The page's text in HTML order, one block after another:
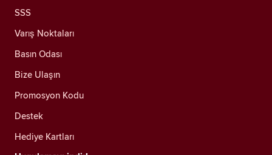
SSS
Varış Noktaları
Basın Odası
Bize Ulaşın
Promosyon Kodu
Destek
Hediye Kartları